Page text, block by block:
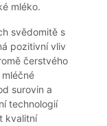
mléko.
svědomitě s
pozitivní vliv
čerstvého
surovin a
technologií
kvalitní